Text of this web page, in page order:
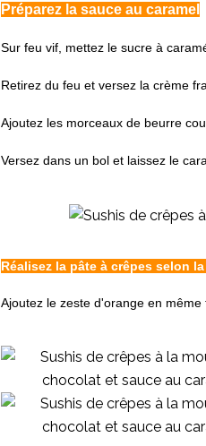
Préparez la sauce au caramel
Sur feu vif, mettez le sucre à
Retirez du feu et versez la crème
Ajoutez les morceaux de beurre
Versez dans un bol et laissez le
Réalisez la pâte à crêpes selon
Ajoutez le zeste d'orange en